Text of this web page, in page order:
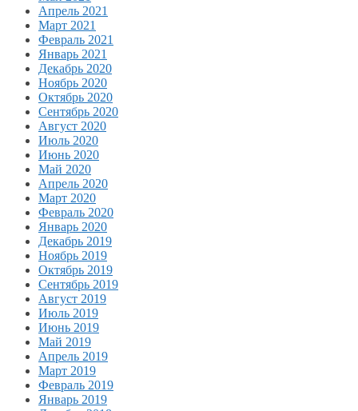
Апрель 2021
Март 2021
Февраль 2021
Январь 2021
Декабрь 2020
Ноябрь 2020
Октябрь 2020
Сентябрь 2020
Август 2020
Июль 2020
Июнь 2020
Май 2020
Апрель 2020
Март 2020
Февраль 2020
Январь 2020
Декабрь 2019
Ноябрь 2019
Октябрь 2019
Сентябрь 2019
Август 2019
Июль 2019
Июнь 2019
Май 2019
Апрель 2019
Март 2019
Февраль 2019
Январь 2019